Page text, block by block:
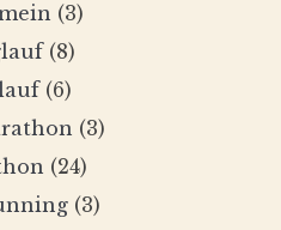
(3)
(8)
(6)
(3)
(24)
(3)